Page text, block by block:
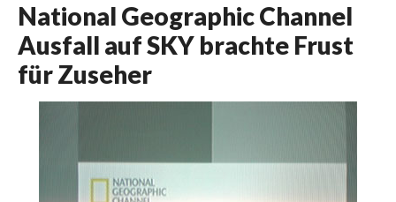
National Geographic Channel
Ausfall auf SKY brachte Frust
für Zuseher